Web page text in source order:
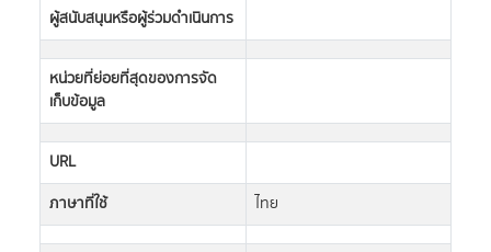
ผู้สนับสนุนหรือผู้ร่วมดำเนินการ
หน่วยที่ย่อยที่สุดของการจัด
เก็บข้อมูล
URL
ภาษาที่ใช้
ไทย